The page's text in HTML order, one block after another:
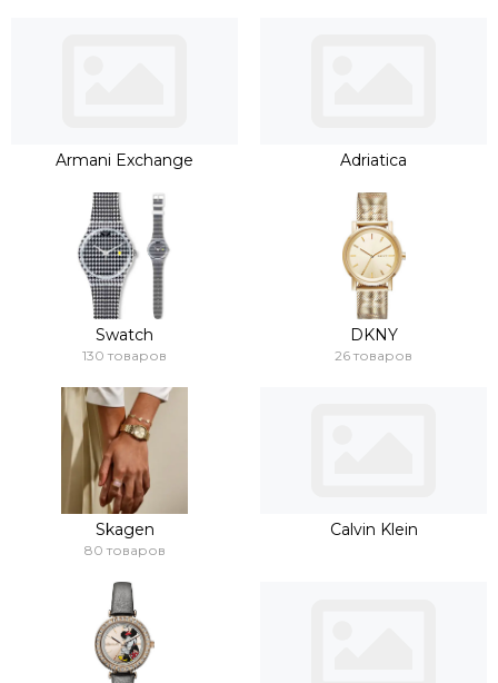
Armani Exchange Adriatica
Swatch
130 товаров
DKNY
26 товаров
Skagen
80 товаров
Calvin Klein